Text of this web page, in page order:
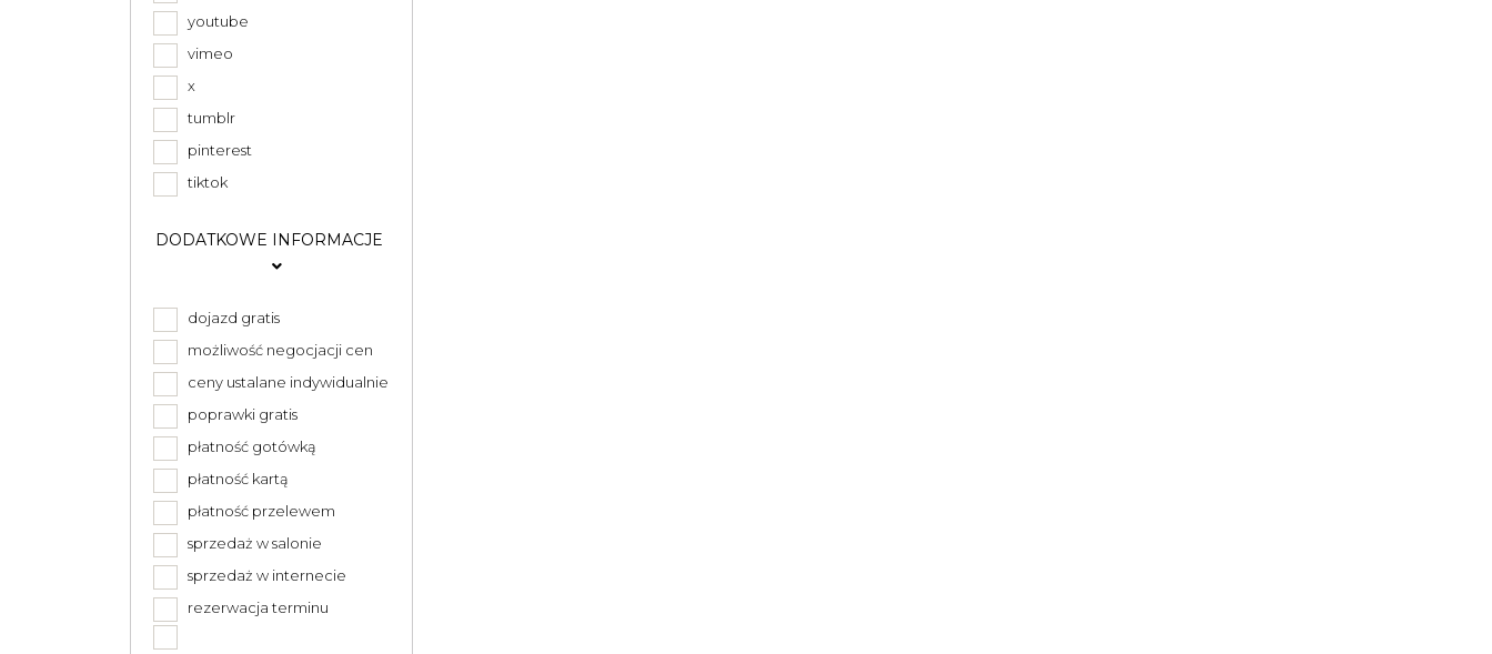
youtube
vimeo
x
tumblr
pinterest
tiktok
DODATKOWE INFORMACJE
dojazd gratis
możliwość negocjacji cen
ceny ustalane indywidualnie
poprawki gratis
płatność gotówką
płatność kartą
płatność przelewem
sprzedaż w salonie
sprzedaż w internecie
rezerwacja terminu